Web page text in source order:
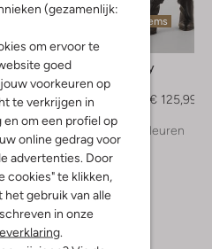
(gezamenlijk:
om ervoor te
goed
voorkeuren op
te verkrijgen in
en om een profiel op
online gedrag voor
advertenties. Door
cookies" te klikken,
het gebruik van alle
in onze
Laatste items
Japan Tky
Midi jurk
€ 125,99
+ meer kleuren